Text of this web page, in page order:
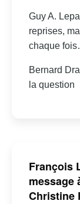
Guy A.
reprises,
chaque
Bernard
la question
François
message
Christine